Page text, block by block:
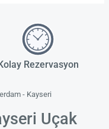
Rezervasyon
- Kayseri
Uçak